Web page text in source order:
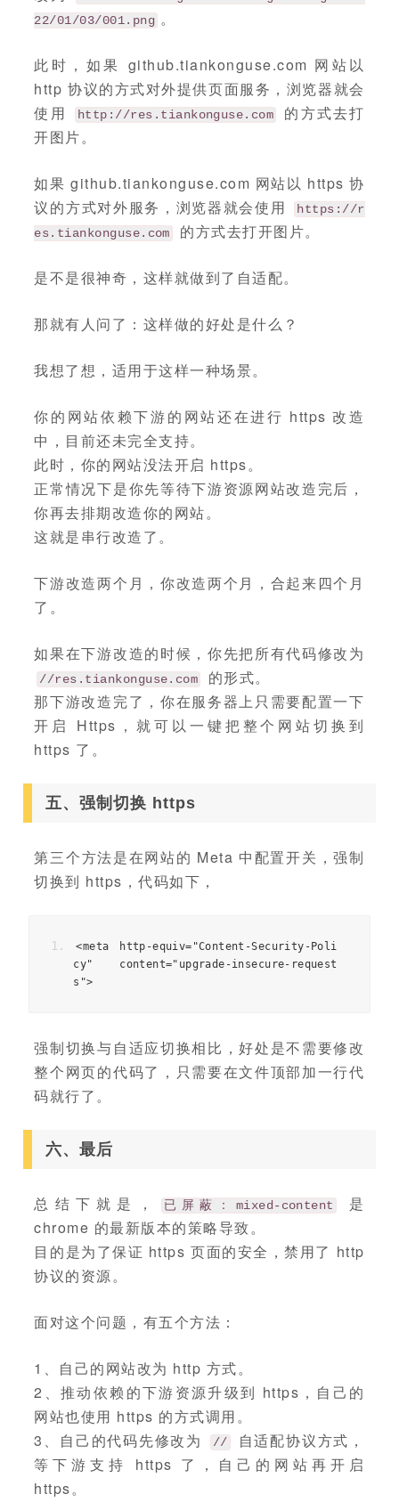
22/01/03/001.png 。
此时，如果 github.tiankonguse.com 网站以
http 协议的方式对外提供页面服务，浏览器就会
使用
http://res.tiankonguse.com
的方式去打
开图片。
如果 github.tiankonguse.com 网站以 https 协
议的方式对外服务，浏览器就会使用
https://r
es.tiankonguse.com
的方式去打开图片。
是不是很神奇，这样就做到了自适配。
那就有人问了：这样做的好处是什么？
我想了想，适用于这样一种场景。
你的网站依赖下游的网站还在进行 https 改造
中，目前还未完全支持。
此时，你的网站没法开启 https。
正常情况下是你先等待下游资源网站改造完后，
你再去排期改造你的网站。
这就是串行改造了。
下游改造两个月，你改造两个月，合起来四个月
了。
如果在下游改造的时候，你先把所有代码修改为
//res.tiankonguse.com
的形式。
那下游改造完了，你在服务器上只需要配置一下
开启 Https，就可以一键把整个网站切换到
https 了。
五、强制切换 https
第三个方法是在网站的 Meta 中配置开关，强制
切换到 https，代码如下，
<meta http-equiv= "Content-Security-Poli
cy"
content="upgrade-insecure-request
s">
强制切换与自适应切换相比，好处是不需要修改
整个网页的代码了，只需要在文件顶部加一行代
码就行了。
六、最后
总结下就是， 已屏蔽：mixed-content
是
chrome 的最新版本的策略导致。
目的是为了保证 https 页面的安全，禁用了 http
协议的资源。
面对这个问题，有五个方法：
1、自己的网站改为 http 方式。
2、推动依赖的下游资源升级到 https，自己的
网站也使用 https 的方式调用。
3、自己的代码先修改为
//
自适配协议方式，
等下游支持 https 了，自己的网站再开启
https。